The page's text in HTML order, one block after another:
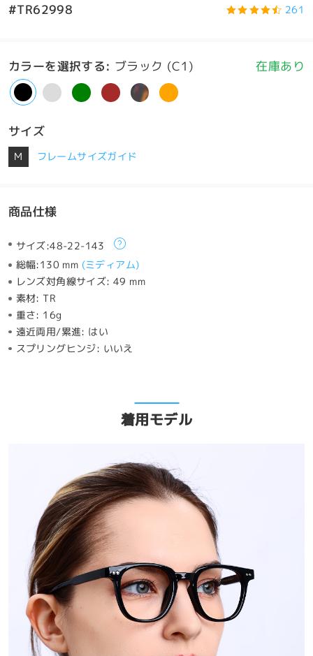
#TR62998 261
カラーを選択する: ブラック (C1) 在庫あり
サイズ
M フレームサイズガイド
商品仕様
サイズ:48-22-143
総幅:130 mm (ミディアム)
レンズ対角線サイズ:49 mm
素材:TR
重さ: 16g
遠近両用/累進: はい
スプリングヒンジ: いいえ
着用モデル